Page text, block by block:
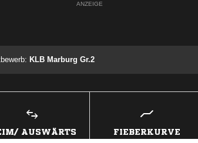
ANZEIGE
KLB Marburg Gr.2
AUSWÄRTS FIEBERKURVE